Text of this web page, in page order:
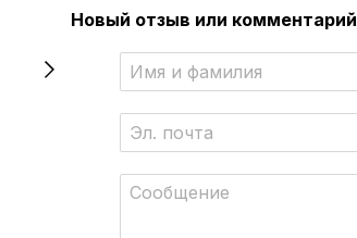
Новый отзыв или комментарий